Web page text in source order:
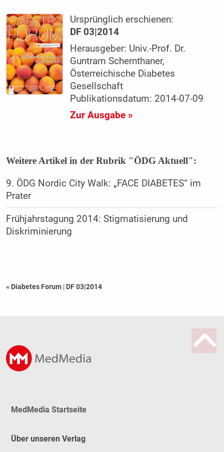
Ursprünglich erschienen:
DF 03|2014
Herausgeber: Univ.-Prof. Dr.
Guntram Schernthaner,
Österreichische Diabetes
Gesellschaft
Publikationsdatum: 2014-07-09
Zur Ausgabe »
Weitere Artikel in der Rubrik "ÖDG Aktuell":
9. ÖDG Nordic City Walk: „FACE DIABETES“ im
Prater
Frühjahrstagung 2014: Stigmatisierung und
Diskriminierung
« Diabetes Forum | DF 03|2014
MedMedia Startseite
Über unseren Verlag